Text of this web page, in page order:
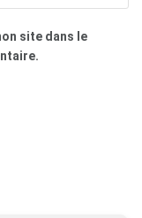
site dans le